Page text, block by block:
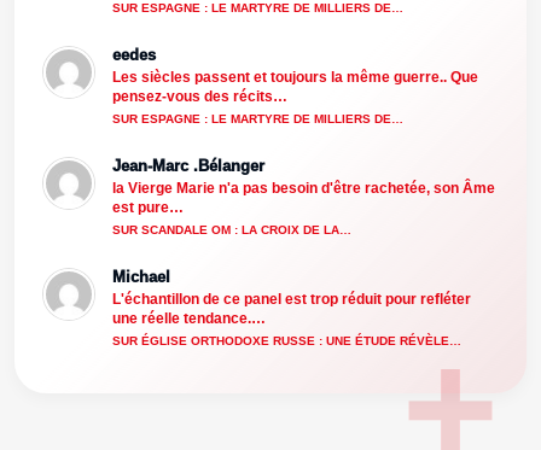
SUR ESPAGNE : LE MARTYRE DE MILLIERS DE…
eedes
Les siècles passent et toujours la même guerre.. Que
pensez-vous des récits…
SUR ESPAGNE : LE MARTYRE DE MILLIERS DE…
Jean-Marc .Bélanger
la Vierge Marie n'a pas besoin d'être rachetée, son Âme
est pure…
SUR SCANDALE OM : LA CROIX DE LA…
Michael
L'échantillon de ce panel est trop réduit pour refléter
une réelle tendance.…
SUR ÉGLISE ORTHODOXE RUSSE : UNE ÉTUDE RÉVÈLE…